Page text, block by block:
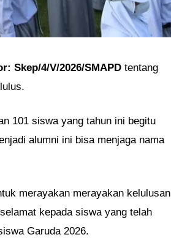
Skep/4/V/2026/SMAPD tentang
101 siswa yang tahun ini begitu
alumni ini bisa menjaga nama
merayakan merayakan kelulusan
kepada siswa yang telah
Garuda 2026.